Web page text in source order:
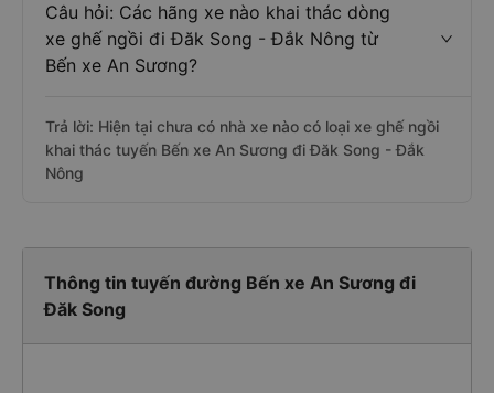
Câu hỏi: Các hãng xe nào khai thác dòng
xe ghế ngồi đi Đăk Song - Đắk Nông từ
Bến xe An Sương?
Trả lời: Hiện tại chưa có nhà xe nào có loại xe ghế ngồi
khai thác tuyến Bến xe An Sương đi Đăk Song - Đắk
Nông
Thông tin tuyến đường Bến xe An Sương đi
Đăk Song